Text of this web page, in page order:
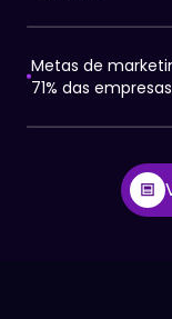
Metas de
71% das